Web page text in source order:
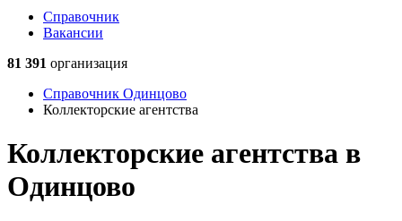
Справочник
Вакансии
81 391 организация
Справочник Одинцово
Коллекторские агентства
Коллекторские агентства в
Одинцово